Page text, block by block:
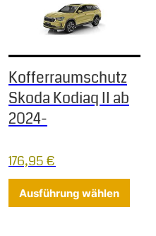
Kofferraumschutz
Skoda Kodiaq II ab
2024-
176,95€
Ausführung wählen